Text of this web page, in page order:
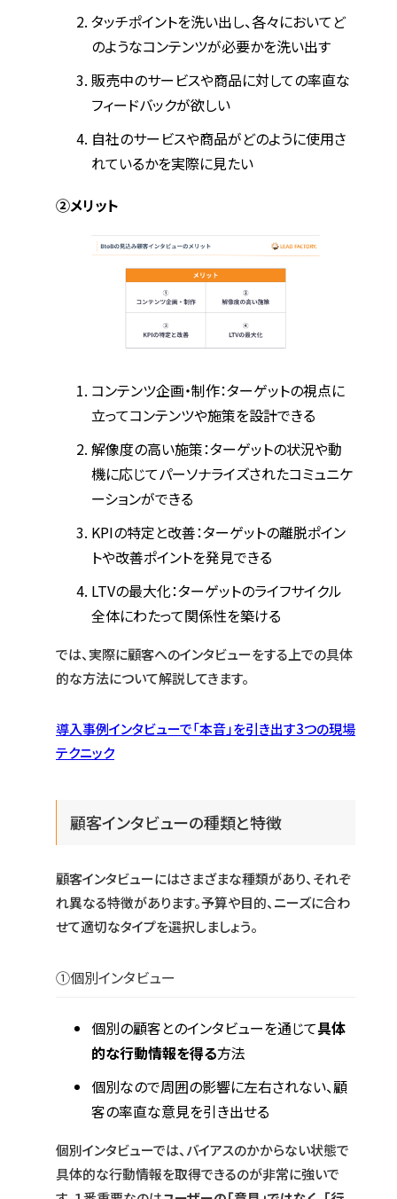
タッチポイントを洗い出し、各々においてど
のようなコンテンツが必要かを洗い出す
販売中のサービスや商品に対しての率直な
フィードバックが欲しい
自社のサービスや商品がどのように使用さ
れているかを実際に見たい
②メリット
コンテンツ企画・制作：ターゲットの視点に
立ってコンテンツや施策を設計できる
解像度の高い施策：ターゲットの状況や動
機に応じてパーソナライズされたコミュニケ
ーションができる
KPIの特定と改善：ターゲットの離脱ポイン
トや改善ポイントを発見できる
LTVの最大化：ターゲットのライフサイクル
全体にわたって関係性を築ける
では、実際に顧客へのインタビューをする上での具体
的な方法について解説してきます。
導入事例インタビューで「本音」を引き出す3つの現場
テクニック
顧客インタビューの種類と特徴
顧客インタビューにはさまざまな種類があり、それぞ
れ異なる特徴があります。予算や目的、ニーズに合わ
せて適切なタイプを選択しましょう。
①個別インタビュー
個別の顧客とのインタビューを通じて具体
的な行動情報を得る方法
個別なので周囲の影響に左右されない、顧
客の率直な意見を引き出せる
個別インタビューでは、バイアスのかからない状態で
具体的な行動情報を取得できるのが非常に強いで